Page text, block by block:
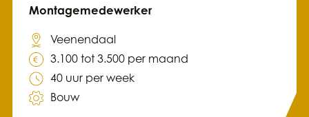
Montagemedewerker
Veenendaal
3.100 tot 3.500 per maand
40 uur per week
Bouw